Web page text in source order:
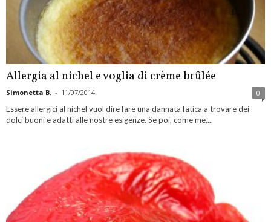
Allergia al nichel e voglia di crème brûlée
Simonetta B. - 11/07/2014 0
Essere allergici al nichel vuol dire fare una dannata fatica a trovare dei
dolci buoni e adatti alle nostre esigenze. Se poi, come me,...